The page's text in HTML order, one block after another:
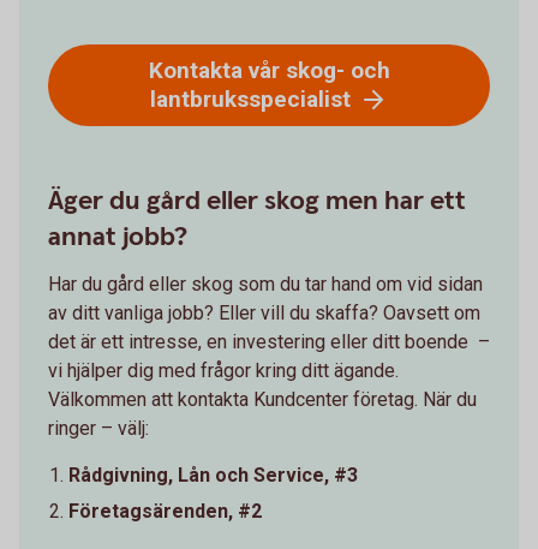
Kontakta vår skog- och
lantbruksspecialist
Äger du gård eller skog men har ett
annat jobb?
Har du gård eller skog som du tar hand om vid sidan
av ditt vanliga jobb? Eller vill du skaffa? Oavsett om
det är ett intresse, en investering eller ditt boende –
vi hjälper dig med frågor kring ditt ägande.
Välkommen att kontakta Kundcenter företag. När du
ringer – välj:
Rådgivning, Lån och Service, #3
Företagsärenden, #2